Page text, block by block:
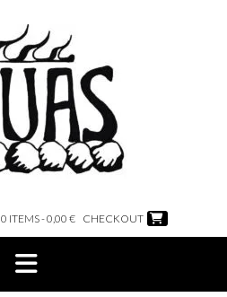
0 ITEMS - 0,00 € CHECKOUT